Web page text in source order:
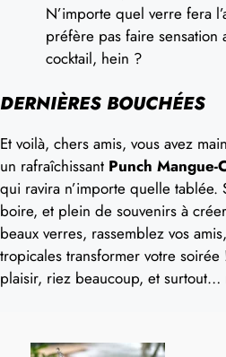
N’importe quel verre fera
préfère pas faire sensation
cocktail, hein ?
DERNIÈRES BOUCHÉES
Et voilà, chers amis, vous avez
un rafraîchissant Punch Mangue-
qui ravira n’importe quelle
boire, et plein de souvenirs à
beaux verres, rassemblez vos
tropicales transformer votre soirée
plaisir, riez beaucoup, et surtout…